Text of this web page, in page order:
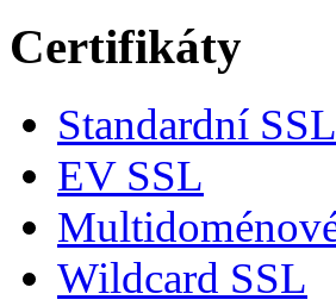
Certifikáty
Standardní SSL
EV SSL
Wildcard SSL